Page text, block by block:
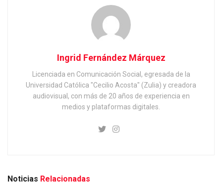
Ingrid Fernández Márquez
Licenciada en Comunicación Social, egresada de la
Universidad Católica "Cecilio Acosta" (Zulia) y creadora
audiovisual, con más de 20 años de experiencia en
medios y plataformas digitales.
Noticias Relacionadas